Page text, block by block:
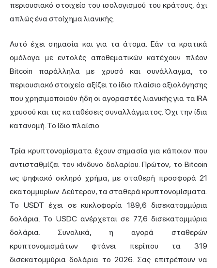
περιουσιακό στοιχείο του ισολογισμού του κράτους, όχι
απλώς ένα στοίχημα λιανικής.
Αυτό έχει σημασία και για τα άτομα. Εάν τα κρατικά
ομόλογα με εντολές αποθεματικών κατέχουν πλέον
Bitcoin παράλληλα με χρυσό και συνάλλαγμα, το
περιουσιακό στοιχείο αξίζει το ίδιο πλαίσιο αξιολόγησης
που χρησιμοποιούν ήδη οι αγοραστές λιανικής για τα IRA
χρυσού και τις καταθέσεις συναλλάγματος. Όχι την ίδια
κατανομή. Το ίδιο πλαίσιο.
Τρία κρυπτονομίσματα έχουν σημασία για κάποιον που
αντισταθμίζει τον κίνδυνο δολαρίου. Πρώτον, το Bitcoin
ως ψηφιακό σκληρό χρήμα, με σταθερή προσφορά 21
εκατομμυρίων. Δεύτερον, τα σταθερά κρυπτονομίσματα.
Το USDT έχει σε κυκλοφορία 189,6 δισεκατομμύρια
δολάρια. Το USDC ανέρχεται σε 77,6 δισεκατομμύρια
δολάρια. Συνολικά, η αγορά σταθερών
κρυπτονομισμάτων φτάνει περίπου τα 319
δισεκατομμύρια δολάρια το 2026. Σας επιτρέπουν να